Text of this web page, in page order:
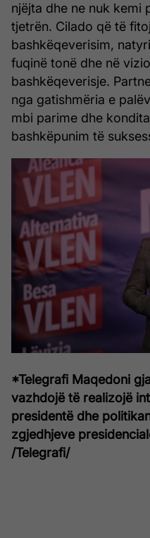
njëjta dhe ne nuk kemi
tjetrën. Cilado që të
bashkëqeverisim,
fuqinë tonë dhe në
bashkëqeverisje.
nga gatishmëria e
mbi parime dhe
bashkëpunim të
*Telegrafi Maqedoni
vazhdojë të realizojë
presidentë dhe
zgjedhjeve
/Telegrafi/